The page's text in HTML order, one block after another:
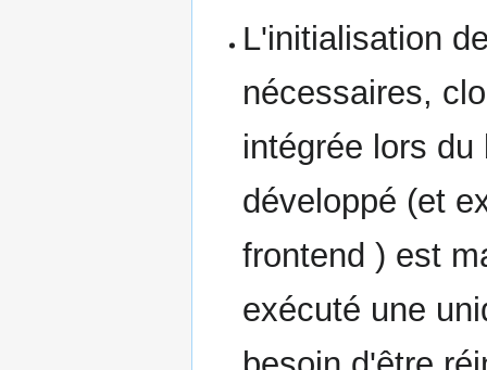
L'initialisation
nécessaires,
intégrée lors
développé (et
frontend ) est
exécuté une